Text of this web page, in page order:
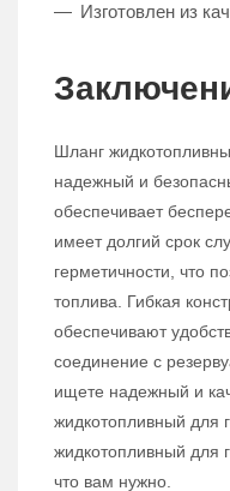
Изготовлен из
Шланг
надежный и
обеспечивает
имеет долгий срок
герметичности, что
топлива. Гибкая
обеспечивают
соединение с
ищете надежный и
жидкотопливный для
жидкотопливный для
что вам нужно.